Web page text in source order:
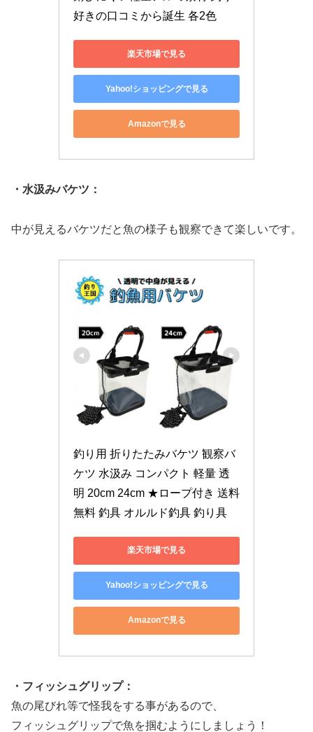
好きの口コミから誕生 各2色
楽天市場で見る
Yahoo!ショッピングで見る
Amazonで見る
・水汲みバケツ：
中が見えるバケツだと魚の様子も観察できて楽しいです。
釣り用 折りたたみバケツ 観察バ
ケツ 水汲み コンパクト 軽量 透
明 20cm 24cm ★ロープ付き 送料
無料 釣具 オルルド釣具 釣り具
楽天市場で見る
Yahoo!ショッピングで見る
Amazonで見る
・フィッシュグリップ：
魚の尾びれ等で怪我をする事があるので、
フィッシュグリップで魚を掴むようにしましょう！